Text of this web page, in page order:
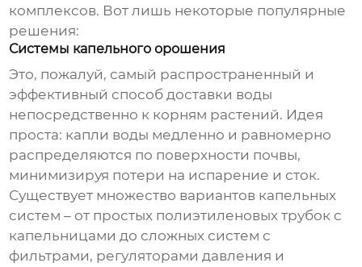
комплексов. Вот лишь некоторые популярные
решения:
Системы капельного орошения
Это, пожалуй, самый распространенный и
эффективный способ доставки воды
непосредственно к корням растений. Идея
проста: капли воды медленно и равномерно
распределяются по поверхности почвы,
минимизируя потери на испарение и сток.
Существует множество вариантов капельных
систем – от простых полиэтиленовых трубок с
капельницами до сложных систем с
фильтрами, регуляторами давления и